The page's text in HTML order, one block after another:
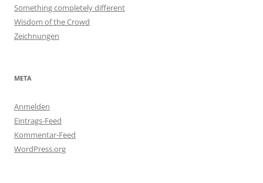
Something completely different
Wisdom of the Crowd
Zeichnungen
META
Anmelden
Eintrags-Feed
Kommentar-Feed
WordPress.org